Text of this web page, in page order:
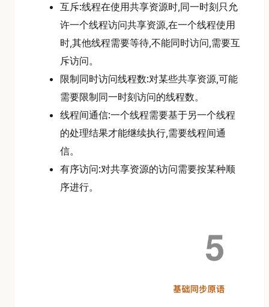
互斥:线程在使用共享资源时,同一时刻只允
许一个线程访问共享资源,在一个线程使用
时,其他线程需要等待,不能同时访问,需要互
斥访问。
限制同时访问线程数:对某些共享资源,可能
需要限制同一时刻访问的线程数。
线程间通信:一个线程需要基于另一个线程
的处理结果才能继续执行,需要线程间通
信。
有序访问:对共享资源的访问需要按某种顺
序进行。